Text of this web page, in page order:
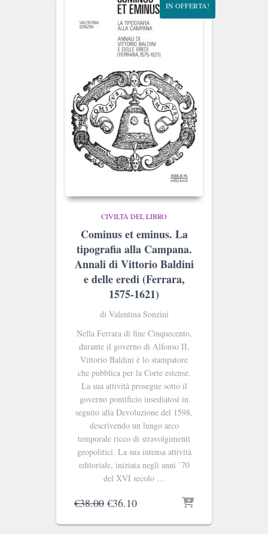
IN OFFERTA!
CIVILTÀ DEL LIBRO
Cominus et eminus. La
tipografia alla Campana.
Annali di Vittorio Baldini
e delle eredi (Ferrara,
1575-1621)
di Valentina Sonzini
Nella Ferrara di fine Cinquecento,
durante il governo di Alfonso II,
Vittorio Baldini è lo stampatore
che pubblica per la Corte estense.
La sua attività prosegue sotto il
governo pontificio insediatosi in
seguito alla Devoluzione del 1598,
descrivendo un lungo arco
temporale ricco di stravolgimenti
geopolitici. La sua intensa attività
editoriale, iniziata negli anni ’70
del XVI secolo …
€38.00 Il
originale
€36.10Il
attuale